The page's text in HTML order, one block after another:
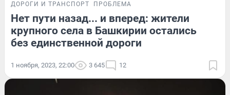
ДОРОГИ И ТРАНСПОРТ ПРОБЛЕМА
Нет пути назад... и вперед: жители
крупного села в Башкирии остались
без единственной дороги
1 ноября, 2023, 22:00 3 645 12